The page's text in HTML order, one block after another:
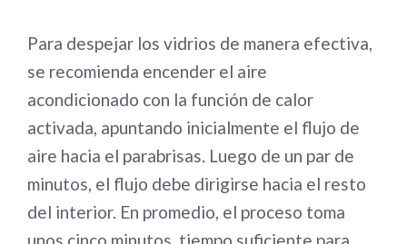
Para despejar los vidrios de manera efectiva,
se recomienda encender el aire
acondicionado con la función de calor
activada, apuntando inicialmente el flujo de
aire hacia el parabrisas. Luego de un par de
minutos, el flujo debe dirigirse hacia el resto
del interior. En promedio, el proceso toma
unos cinco minutos, tiempo suficiente para